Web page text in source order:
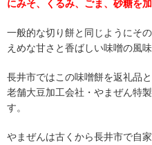
にみそ、くるみ、ごま、砂糖を
一般的な切り餅と同じようにそ
えめな甘さと香ばしい味噌の風味
長井市ではこの味噌餅を返礼品
老舗大豆加工会社・やまぜん特
す。
やまぜんは古くから長井市で自